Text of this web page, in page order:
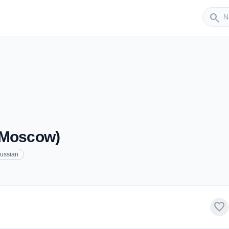
search
Sender
favorite